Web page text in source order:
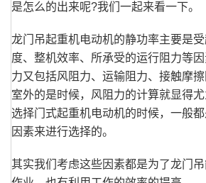
是怎么的出来呢?我们一起来看一下。
龙门吊起重机电动机的静功率主要是
度、整机效率、所承受的运行阻力等
力又包括风阻力、运输阻力、接触摩
室外的是时候，风阻力的计算就显得
选择门式起重机电动机的时候，一般
因素来进行选择的。
其实我们考虑这些因素都是为了龙门